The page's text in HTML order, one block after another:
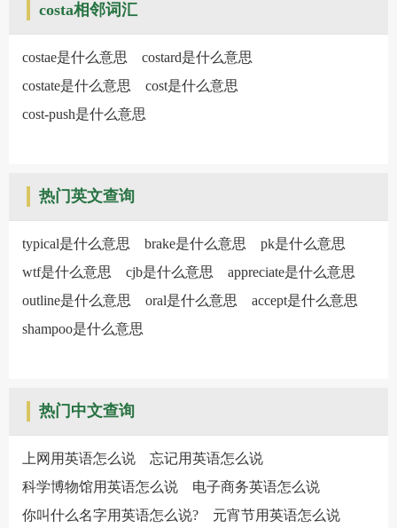
costa相邻词汇
costae是什么意思
costard是什么意思
costate是什么意思
cost是什么意思
cost-push是什么意思
热门英文查询
typical是什么意思 brake是什么意思
pk是什么意思
wtf是什么意思
cjb是什么意思
appreciate是什么意思
outline是什么意思
oral是什么意思
accept是什么意思
shampoo是什么意思
热门中文查询
上网用英语怎么说
忘记用英语怎么说
科学博物馆用英语怎么说
电子商务英语怎么说
你叫什么名字用英语怎么说?
元宵节用英语怎么说